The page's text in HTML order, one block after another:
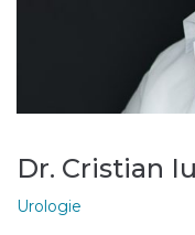
Dr. Cristian
Urologie